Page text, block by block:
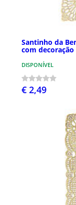
Santinho da
com
DISPONÍVEL
€ 2,49